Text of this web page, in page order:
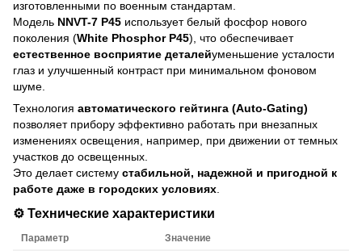
изготовленными по военным стандартам.
Модель NNVT-7 P45 использует белый фосфор нового
поколения (White Phosphor P45), что обеспечивает
естественное восприятие деталейуменьшение усталости
глаз и улучшенный контраст при минимальном фоновом
шуме.
Технология автоматического гейтинга (Auto-Gating)
позволяет прибору эффективно работать при внезапных
изменениях освещения, например, при движении от темных
участков до освещенных.
Это делает систему стабильной, надежной и пригодной к
работе даже в городских условиях
⚙️ Технические характеристики
Параметр Значение